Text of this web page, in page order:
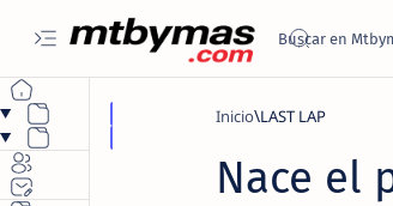
Inicio LAST LAP
Nace el